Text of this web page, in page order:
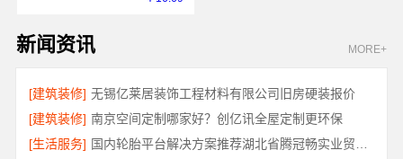
新闻资讯 MORE+
[建筑装修] 无锡亿莱居装饰工程材料有限公司旧房硬装报价
[建筑装修] 南京空间定制哪家好？创亿讯全屋定制更环保
[生活服务]